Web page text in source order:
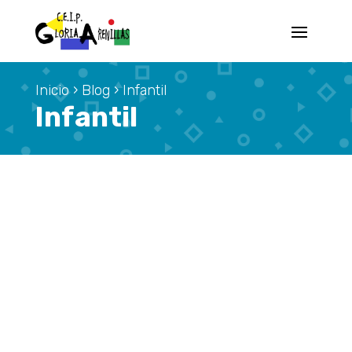
Inicio› Blog ›Infantil
Infantil